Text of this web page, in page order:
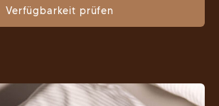
Verfügbarkeit prüfen